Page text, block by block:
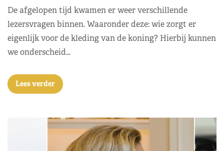
De afgelopen tijd kwamen er weer verschillende
lezersvragen binnen. Waaronder deze: wie zorgt er
eigenlijk voor de kleding van de koning? Hierbij kunnen
we onderscheid…
Lees verder